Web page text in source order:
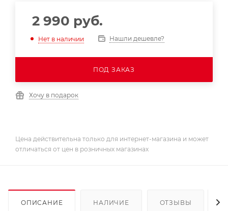
2 990 руб.
Нет в наличии Нашли дешевле?
ПОД ЗАКАЗ
Хочу в подарок
Цена действительна только для интернет-магазина и может
отличаться от цен в розничных магазинах
ОПИСАНИЕ НАЛИЧИЕ ОТЗЫВЫ